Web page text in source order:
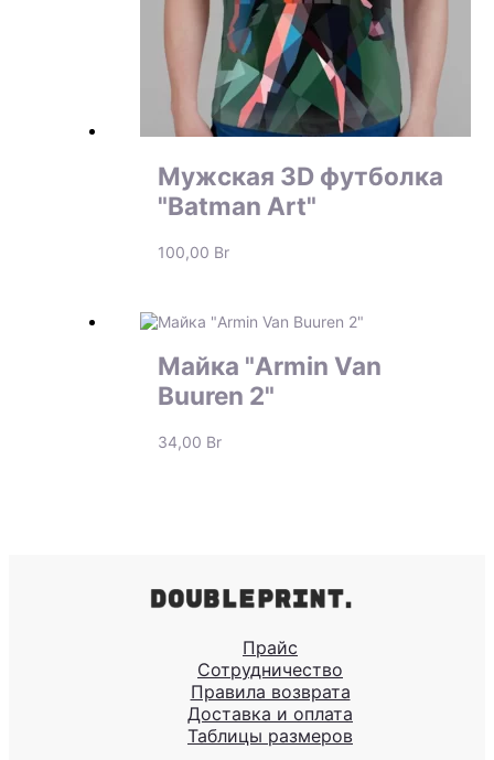
Мужская 3D футболка
"Batman Art"
100,00 Br
Майка "Armin Van
Buuren 2"
34,00 Br
Прайс
Сотрудничество
Правила возврата
Доставка и оплата
Таблицы размеров